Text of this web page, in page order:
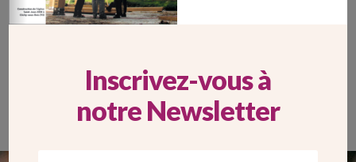
Inscrivez-vous à
notre Newsletter